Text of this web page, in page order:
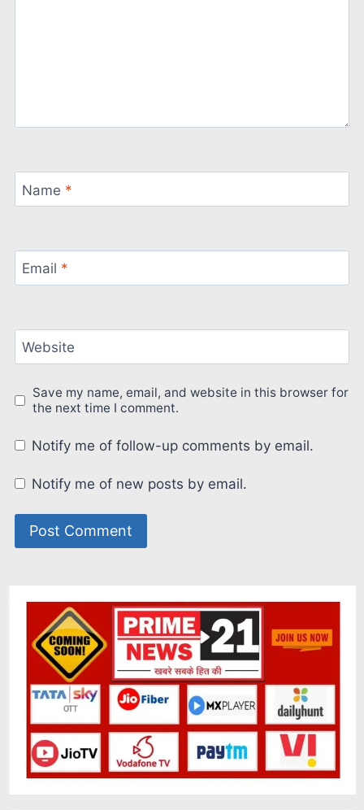
Name *
Email *
Website
Save my name, email, and website in this browser for
the next time I comment.
Notify me of follow-up comments by email.
Notify me of new posts by email.